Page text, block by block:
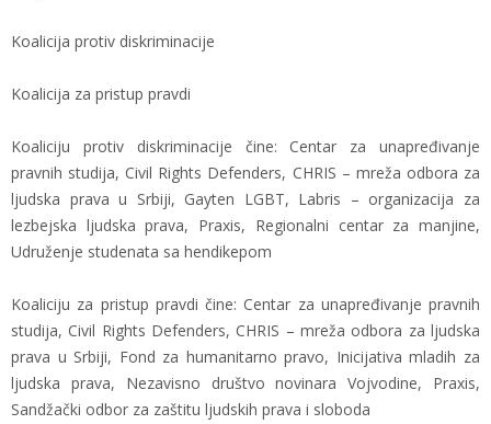
Koalicija protiv diskriminacije
Koalicija za pristup pravdi
Koaliciju protiv diskriminacije čine: Centar za unapređivanje
pravnih studija, Civil Rights Defenders, CHRIS – mreža odbora za
ljudska prava u Srbiji, Gayten LGBT, Labris – organizacija za
lezbejska ljudska prava, Praxis, Regionalni centar za manjine,
Udruženje studenata sa hendikepom
Koaliciju za pristup pravdi čine: Centar za unapređivanje pravnih
studija, Civil Rights Defenders, CHRIS – mreža odbora za ljudska
prava u Srbiji, Fond za humanitarno pravo, Inicijativa mladih za
ljudska prava, Nezavisno društvo novinara Vojvodine, Praxis,
Sandžački odbor za zaštitu ljudskih prava i sloboda